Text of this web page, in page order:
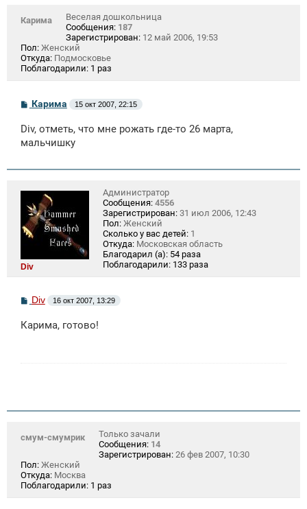
Карима
Веселая дошкольница
Сообщения: 187
Зарегистрирован: 12 май 2006, 19:53
Пол: Женский
Откуда: Подмосковье
Поблагодарили: 1 раз
С
б
щ
и
Карима 15 окт 2007, 22:15
Div, отметь, что мне рожать где-то 26 марта,
мальчишку
Div
Администратор
Сообщения: 4556
Зарегистрирован: 31 июл 2006, 12:43
Пол: Женский
Сколько у вас детей: 1
Откуда: Московская область
Благодарил (а): 54 раза
Поблагодарили: 133 раза
С
б
Div 16 окт 2007, 13:29
Карима, готово!
смум-смумрик
Только зачали
Сообщения: 14
Зарегистрирован: 26 фев 2007, 10:30
Пол: Женский
Откуда: Москва
Поблагодарили: 1 раз